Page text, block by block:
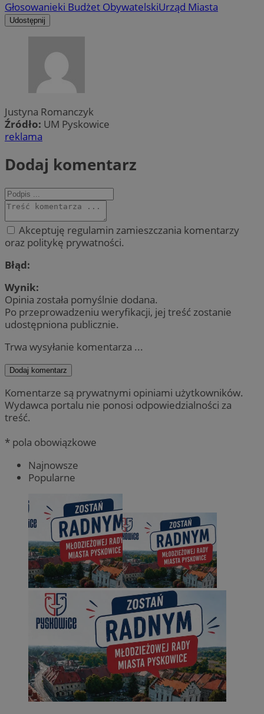
Głosowanieki Budżet ObywatelskiUrząd Miasta
Udostępnij
Justyna Romanczyk
Źródło: UM Pyskowice
reklama
Dodaj komentarz
Akceptuję regulamin zamieszczania komentarzy
oraz politykę prywatności.
Błąd:
Wynik:
Opinia została pomyślnie dodana.
Po przeprowadzeniu weryfikacji, jej treść zostanie
udostępniona publicznie.
Trwa wysyłanie komentarza ...
Dodaj komentarz
Komentarze są prywatnymi opiniami użytkowników.
Wydawca portalu nie ponosi odpowiedzialności za
treść.
* pola obowiązkowe
Najnowsze
Popularne